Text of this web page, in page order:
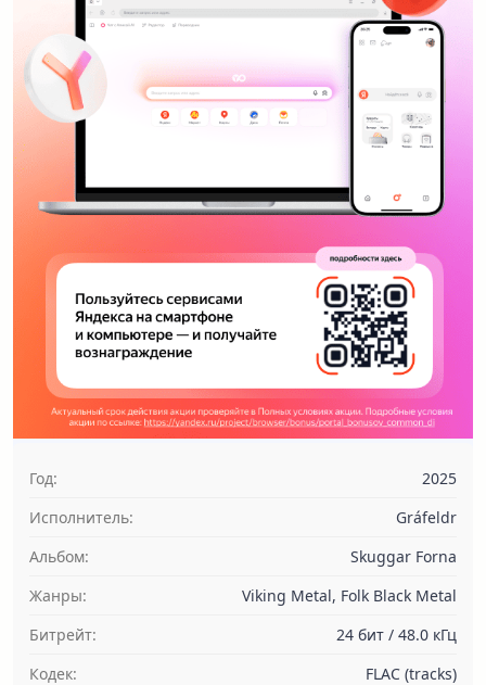
Год:
2025
Исполнитель:
Gráfeldr
Альбом:
Skuggar Forna
Жанры:
Viking Metal, Folk Black Metal
Битрейт:
24 бит / 48.0 кГц
Кодек:
FLAC (tracks)